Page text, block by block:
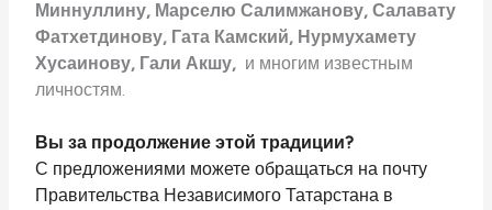
Миннуллину, Марселю Салимжанову, Салавату
Фатхетдинову, Гата Камский, Нурмухамету
Хусаинову, Гали Акшу, и многим известным
личностям.
Вы за продолжение этой традиции?
С предложениями можете обращаться на почту
Правительства Независимого Татарстана в